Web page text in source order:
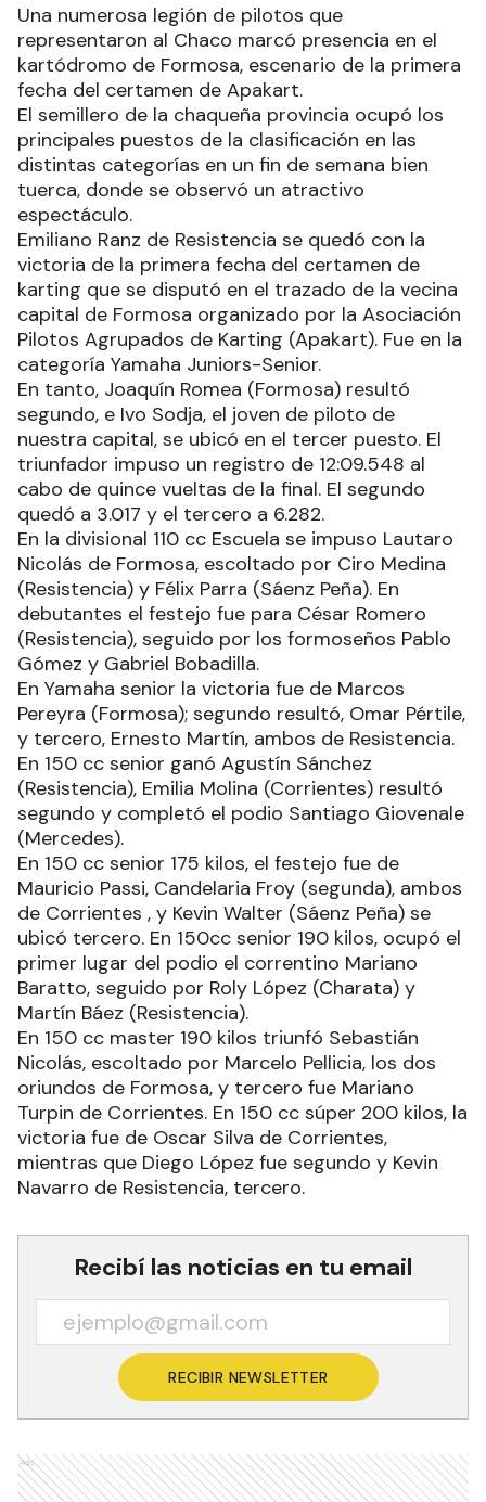
Una numerosa legión de pilotos que
representaron al Chaco marcó presencia en el
kartódromo de Formosa, escenario de la primera
fecha del certamen de Apakart.
El semillero de la chaqueña provincia ocupó los
principales puestos de la clasificación en las
distintas categorías en un fin de semana bien
tuerca, donde se observó un atractivo
espectáculo.
Emiliano Ranz de Resistencia se quedó con la
victoria de la primera fecha del certamen de
karting que se disputó en el trazado de la vecina
capital de Formosa organizado por la Asociación
Pilotos Agrupados de Karting (Apakart). Fue en la
categoría Yamaha Juniors-Senior.
En tanto, Joaquín Romea (Formosa) resultó
segundo, e Ivo Sodja, el joven de piloto de
nuestra capital, se ubicó en el tercer puesto. El
triunfador impuso un registro de 12:09.548 al
cabo de quince vueltas de la final. El segundo
quedó a 3.017 y el tercero a 6.282.
En la divisional 110 cc Escuela se impuso Lautaro
Nicolás de Formosa, escoltado por Ciro Medina
(Resistencia) y Félix Parra (Sáenz Peña). En
debutantes el festejo fue para César Romero
(Resistencia), seguido por los formoseños Pablo
Gómez y Gabriel Bobadilla.
En Yamaha senior la victoria fue de Marcos
Pereyra (Formosa); segundo resultó, Omar Pértile,
y tercero, Ernesto Martín, ambos de Resistencia.
En 150 cc senior ganó Agustín Sánchez
(Resistencia), Emilia Molina (Corrientes) resultó
segundo y completó el podio Santiago Giovenale
(Mercedes).
En 150 cc senior 175 kilos, el festejo fue de
Mauricio Passi, Candelaria Froy (segunda), ambos
de Corrientes , y Kevin Walter (Sáenz Peña) se
ubicó tercero. En 150cc senior 190 kilos, ocupó el
primer lugar del podio el correntino Mariano
Baratto, seguido por Roly López (Charata) y
Martín Báez (Resistencia).
En 150 cc master 190 kilos triunfó Sebastián
Nicolás, escoltado por Marcelo Pellicia, los dos
oriundos de Formosa, y tercero fue Mariano
Turpin de Corrientes. En 150 cc súper 200 kilos, la
victoria fue de Oscar Silva de Corrientes,
mientras que Diego López fue segundo y Kevin
Navarro de Resistencia, tercero.
Recibí las noticias en tu email
RECIBIR NEWSLETTER
Ads